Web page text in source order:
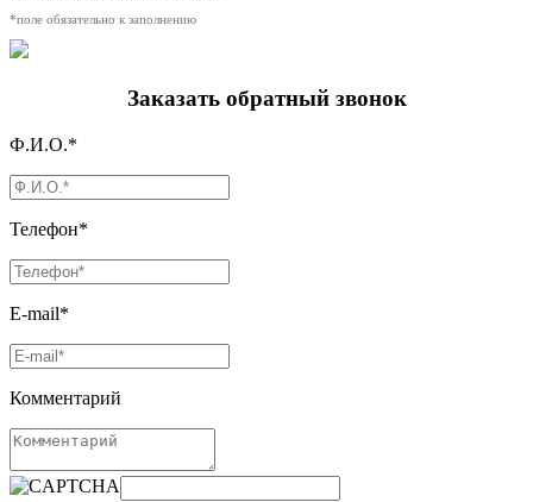
*поле обязательно к заполнению
Заказать обратный звонок
Ф.И.О.*
Телефон*
E-mail*
Комментарий